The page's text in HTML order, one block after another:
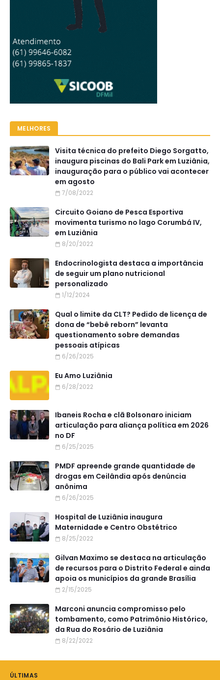
MELHORES
Visita técnica do prefeito Diego Sorgatto,
inaugura piscinas do Bali Park em Luziânia,
inauguração para o público vai acontecer
em agosto
7/08/2022
Circuito Goiano de Pesca Esportiva
movimenta turismo no lago Corumbá IV,
em Luziânia
8/20/2022
Endocrinologista destaca a importância
de seguir um plano nutricional
personalizado
1/12/2024
Qual o limite da CLT? Pedido de licença de
dona de “bebê reborn” levanta
questionamento sobre demandas
pessoais atípicas
6/26/2025
Eu Amo Luziânia
6/28/2022
Ibaneis Rocha e clã Bolsonaro iniciam
articulação para aliança política em 2026
no DF
6/25/2025
PMDF apreende grande quantidade de
drogas em Ceilândia após denúncia
anônima
6/26/2025
Hospital de Luziânia inaugura
Maternidade e Centro Obstétrico
8/25/2022
Gilvan Maximo se destaca na articulação
de recursos para o Distrito Federal e ainda
apoia os municípios da grande Brasília
2/15/2025
Marconi anuncia compromisso pelo
tombamento, como Patrimônio Histórico,
da Rua do Rosário de Luziânia
8/22/2022
ÚLTIMAS